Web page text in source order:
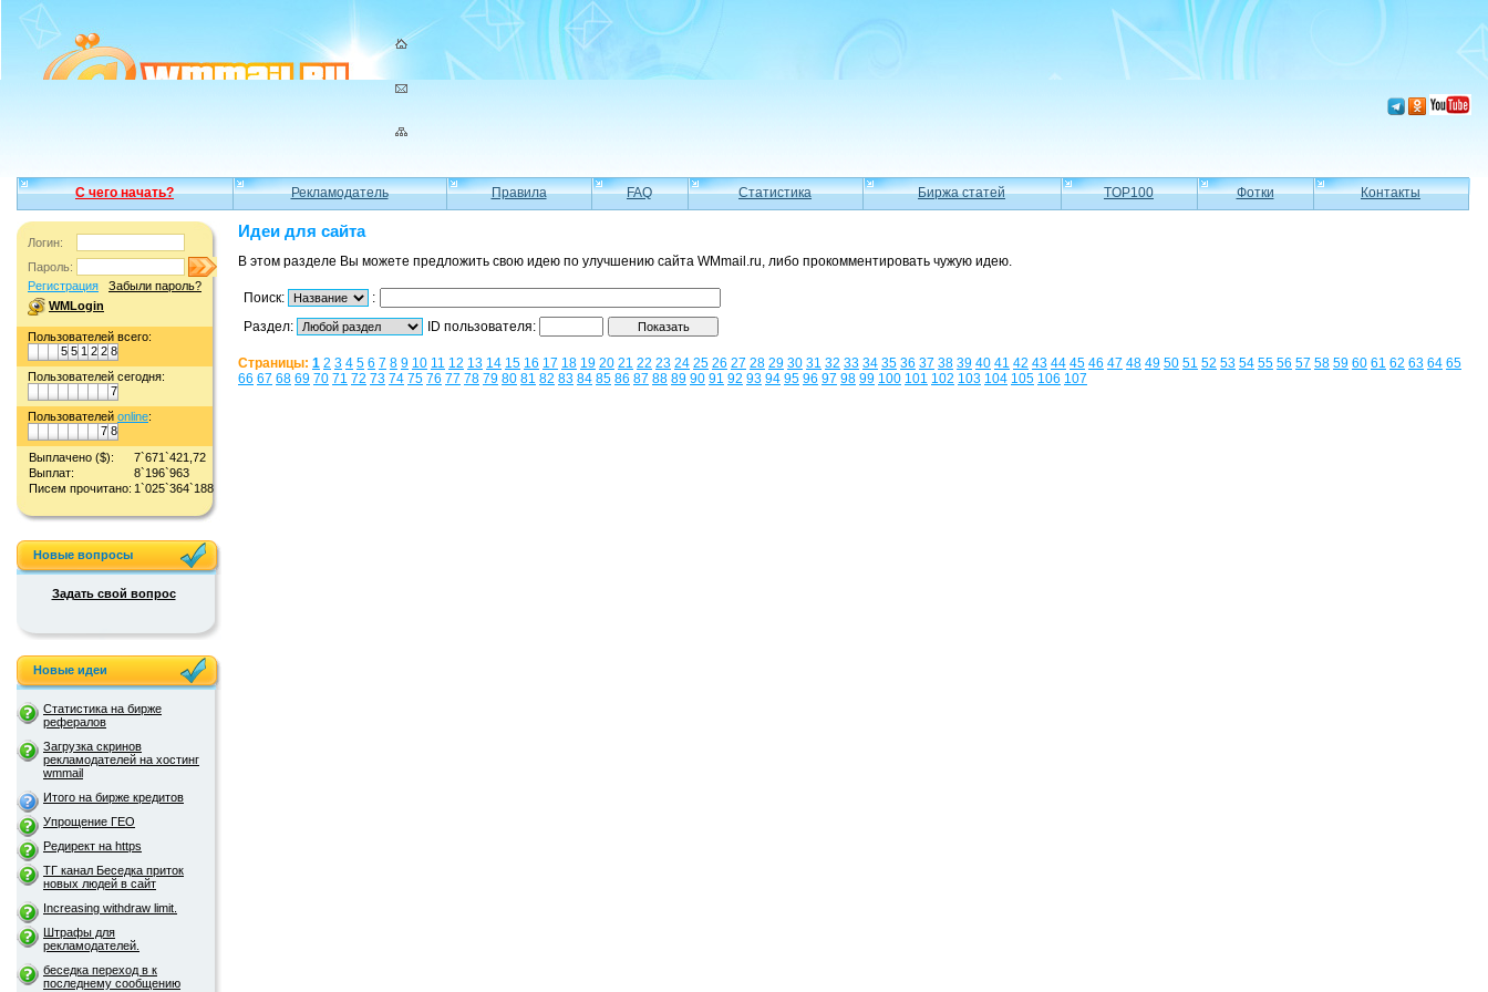
С чего начать? Рекламодатель Правила FAQ Статистика Биржа статей TOP100 Фотки Контакты
Логин:
Пароль:
Регистрация
Забыли пароль?
WMLogin
Пользователей всего:
5 5 1 2 2 8
Пользователей сегодня:
7
Пользователей online:
7 8
Выплачено ($):
7`671`421,72
Выплат:
8`196`963
Писем прочитано: 1`025`364`188
Новые вопросы
Задать свой вопрос
Новые идеи
Статистика на бирже
рефералов
Загрузка скринов
рекламодателей на хостинг
wmmail
Итого на бирже кредитов
Упрощение ГЕО
Редирект на https
ТГ канал Беседка приток
новых людей в сайт
Increasing withdraw limit.
Штрафы для
рекламодателей.
беседка переход в к
последнему сообщению
Идеи для сайта
В этом разделе Вы можете предложить свою идею по улучшению сайта WMmail.ru, либо прокомментировать чужую идею.
Поиск:
:
Раздел:
ID пользователя:
Страницы: 1 2 3 4 5 6 7 8 9 10 11 12 13 14 15 16 17 18 19 20 21 22 23 24 25 26 27 28 29 30 31 32 33 34 35 36 37 38 39 40 41 42 43 44 45 46 47 48 49 50 51 52 53 54 55 56 57 58 59 60 61 62 63 64 65
66 67 68 69 70 71 72 73 74 75 76 77 78 79 80 81 82 83 84 85 86 87 88 89 90 91 92 93 94 95 96 97 98 99 100 101 102 103 104 105 106 107